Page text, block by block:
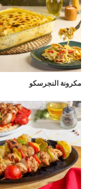
مكرونة النجرسكو